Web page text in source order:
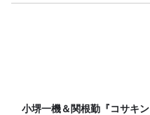
小堺一機＆関根勤『コサキン